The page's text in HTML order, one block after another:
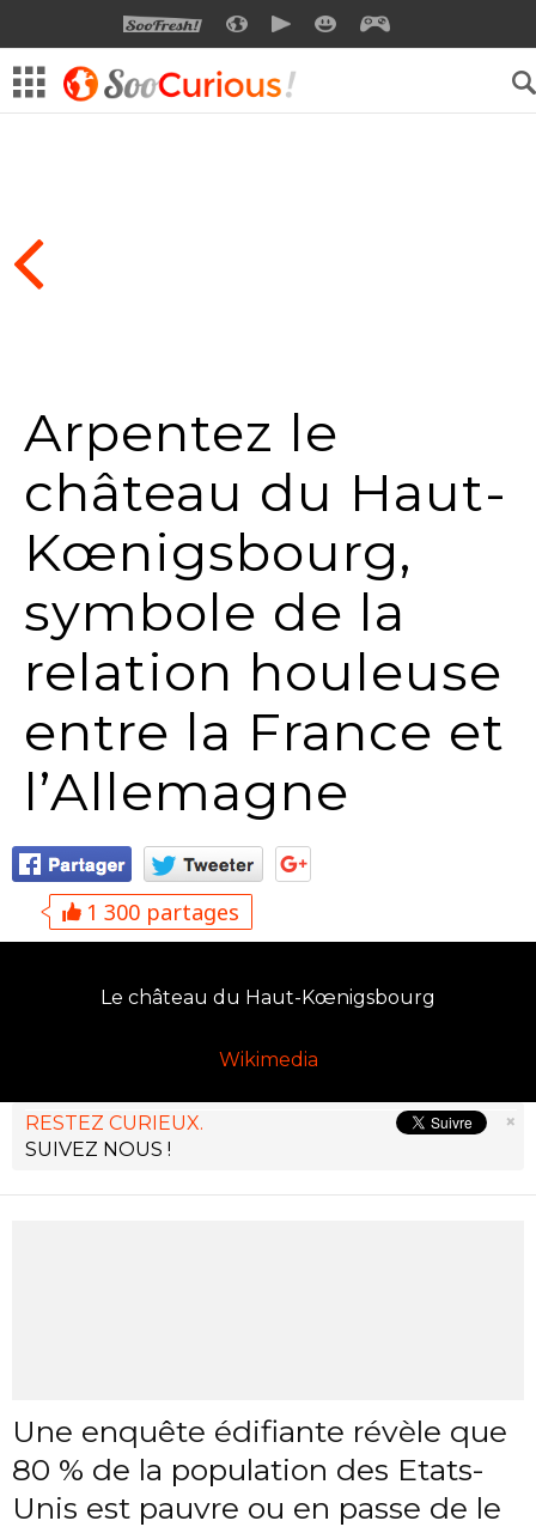
SOOFRESHSOOCURIOUSSOOMOTION
SOOSMILE
Arpentez le
château du Haut-
Kœnigsbourg,
symbole de la
relation houleuse
entre la France et
l’Allemagne
1 300 partages
Le château du Haut-Kœnigsbourg
Wikimedia
×
RESTEZ CURIEUX.
SUIVEZ NOUS !
Une enquête édifiante révèle que
80 % de la population des Etats-
Unis est pauvre ou en passe de le